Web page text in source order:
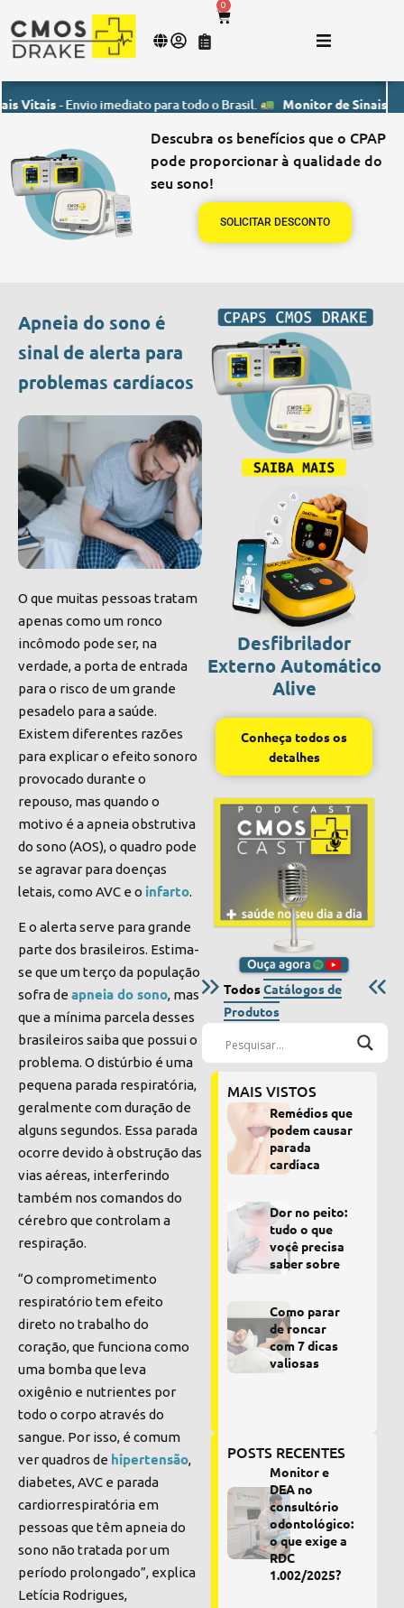
0
- Envio imediato para todo o Brasil. Monitor de Sinais Vitais-
Descubra os benefícios que o CPAP
pode proporcionar à qualidade do
seu sono!
SOLICITAR DESCONTO
Apneia do sono é
sinal de alerta para
problemas cardíacos
O que muitas pessoas tratam
apenas como um ronco
incômodo pode ser, na
verdade, a porta de entrada
para o risco de um grande
pesadelo para a saúde.
Existem diferentes razões
para explicar o efeito sonoro
provocado durante o
repouso, mas quando o
motivo é a apneia obstrutiva
do sono (AOS), o quadro pode
se agravar para doenças
letais, como AVC e o infarto.
E o alerta serve para grande
parte dos brasileiros. Estima-
se que um terço da população
sofra de apneia do sono, mas
que a mínima parcela desses
brasileiros saiba que possui o
problema. O distúrbio é uma
pequena parada respiratória,
geralmente com duração de
alguns segundos. Essa parada
ocorre devido à obstrução das
vias aéreas, interferindo
também nos comandos do
cérebro que controlam a
respiração.
“O comprometimento
respiratório tem efeito
direto no trabalho do
coração, que funciona como
uma bomba que leva
oxigênio e nutrientes por
todo o corpo através do
sangue. Por isso, é comum
ver quadros de hipertensão,
diabetes, AVC e parada
cardiorrespiratória em
pessoas que têm apneia do
sono não tratada por um
período prolongado”, explica
Letícia Rodrigues,
Desfibrilador
Externo Automático
Alive
Conheça todos os
detalhes
TodosCatálogos de
Produtos
MAIS VISTOS
Remédios que
podem causar
parada
cardíaca
Dor no peito:
tudo o que
você precisa
saber sobre
Como parar
de roncar
com 7 dicas
valiosas
POSTS RECENTES
Monitor e
DEA no
consultório
odontológico:
o que exige a
RDC
1.002/2025?